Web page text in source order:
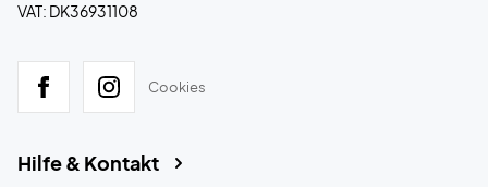
VAT: DK36931108
Cookies
Hilfe & Kontakt